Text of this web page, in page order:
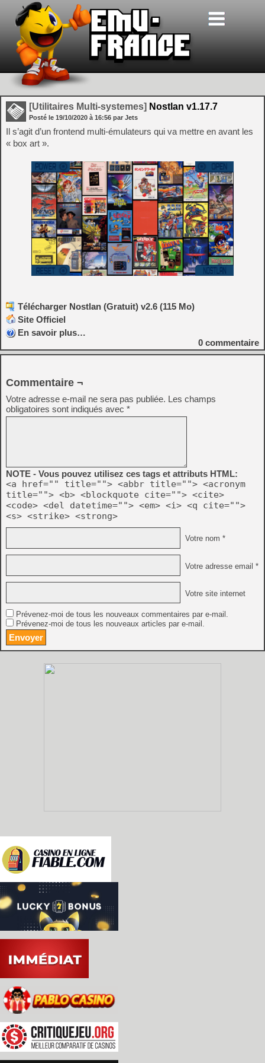
[Utilitaires Multi-systemes] Nostlan v1.17.7
Posté le 19/10/2020 à 16:56 par Jets
Il s’agit d’un frontend multi-émulateurs qui va mettre en avant les
« box art ».
Télécharger Nostlan (Gratuit) v2.6 (115 Mo)
Site Officiel
En savoir plus…
0 commentaire
Commentaire ¬
Votre adresse e-mail ne sera pas publiée. Les champs
obligatoires sont indiqués avec *
NOTE - Vous pouvez utilisez ces tags et attributs HTML:
<a href="" title=""> <abbr title=""> <acronym
title=""> <b> <blockquote cite=""> <cite>
<code> <del datetime=""> <em> <i> <q cite="">
<s> <strike> <strong>
Votre nom *
Votre adresse email *
Votre site internet
Prévenez-moi de tous les nouveaux commentaires par e-mail.
Prévenez-moi de tous les nouveaux articles par e-mail.